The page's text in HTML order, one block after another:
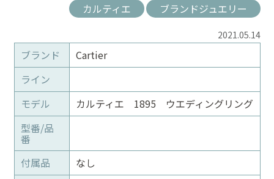
カルティエ ブランドジュエリー
2021.05.14
ブランド
Cartier
ライン
モデル
カルティエ 1895 ウエディングリング
型番/品
番
付属品
なし